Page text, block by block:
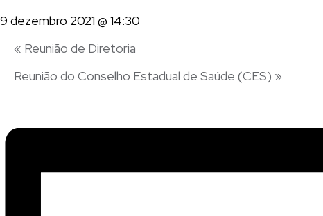
9 dezembro 2021 @ 14:30
« Reunião de Diretoria
Reunião do Conselho Estadual de Saúde (CES) »